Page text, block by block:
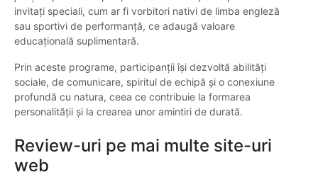
invitați speciali, cum ar fi vorbitori nativi de limba engleză
sau sportivi de performanță, ce adaugă valoare
educațională suplimentară.
Prin aceste programe, participanții își dezvoltă abilități
sociale, de comunicare, spiritul de echipă și o conexiune
profundă cu natura, ceea ce contribuie la formarea
personalității și la crearea unor amintiri de durată.
Review-uri pe mai multe site-uri
web